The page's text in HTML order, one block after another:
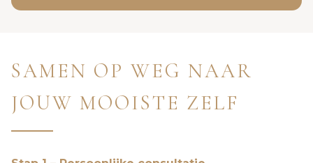
SAMEN OP WEG NAAR
JOUW MOOISTE ZELF